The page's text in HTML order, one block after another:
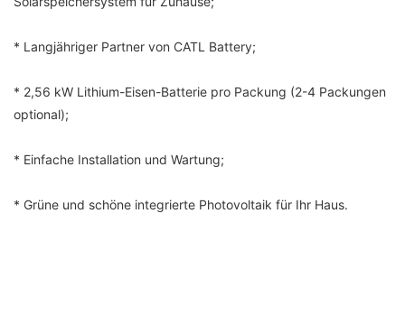
* Langjähriger Partner von CATL Battery;
* 2,56 kW Lithium-Eisen-Batterie pro Packung (2-4 Packungen
optional);
* Einfache Installation und Wartung;
* Grüne und schöne integrierte Photovoltaik für Ihr Haus.